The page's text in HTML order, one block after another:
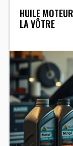
HUILE
LA VÔTRE